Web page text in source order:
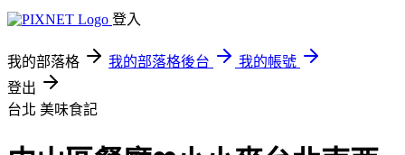
登入
我的部落格 我的部落格後台
我的帳號
登出
台北 美味食記